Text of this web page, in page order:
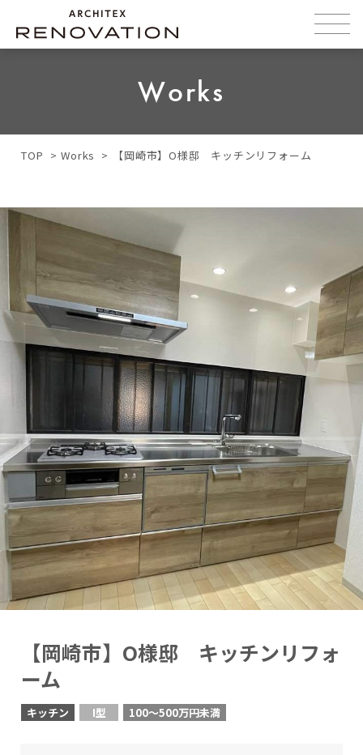
Works
TOP Works 【岡崎市】O様邸 キッチンリフォーム
【岡崎市】O様邸 キッチンリフォ
ーム
キッチン I型 100〜500万円未満